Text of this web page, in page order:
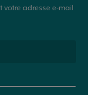
votre adresse e-mail